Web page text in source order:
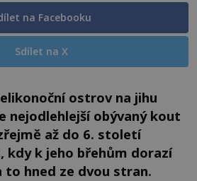
na Facebooku
Sdílet na X
ostrov na jihu
nejodlehlejší obývaný kout
až do 6. století
kdy k jeho břehům dorazí
to hned ze dvou stran.